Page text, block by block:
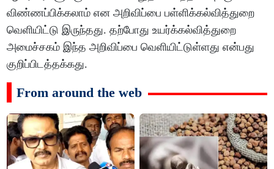
விண்ணப்பிக்கலாம் என அறிவிப்பை பள்ளிக்கல்வித்துறை
வெளியிட்டு இருந்தது. தற்போது உயர்க்கல்வித்துறை
அமைச்சகம் இந்த அறிவிப்பை வெளியிட்டுள்ளது என்பது
குறிப்பிடத்தக்கது.
From around the web